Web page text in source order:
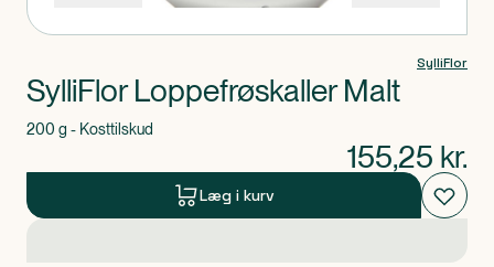
SylliFlor
SylliFlor Loppefrøskaller Malt
200 g - Kosttilskud
155,25 kr.
Læg i kurv